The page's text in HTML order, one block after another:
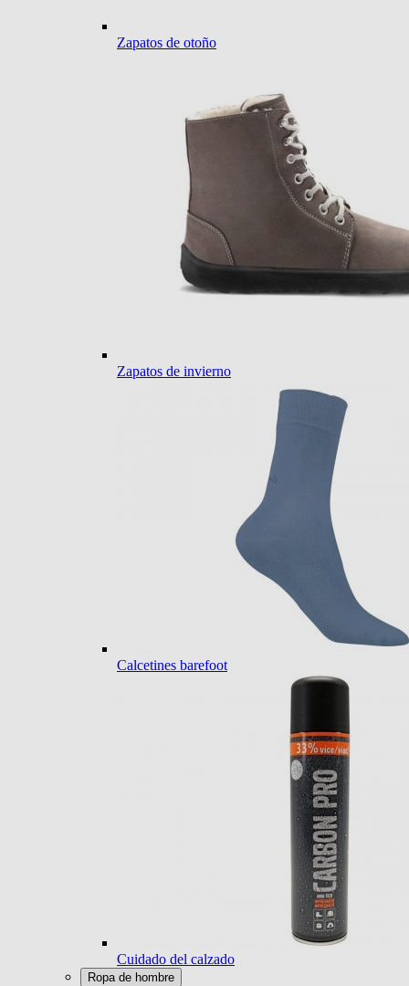
Zapatos de otoño
Zapatos de invierno
Calcetines barefoot
Cuidado del calzado
Ropa de hombre